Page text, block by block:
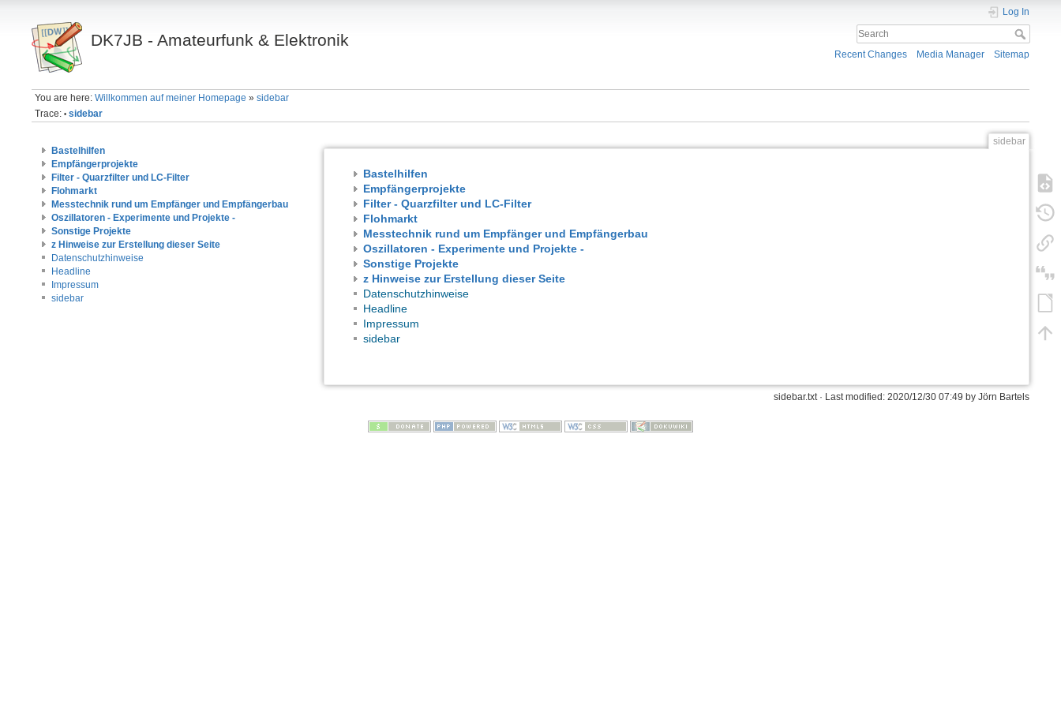
DK7JB - Amateurfunk & Elektronik
Log In
Recent Changes Media Manager Sitemap
You are here:Willkommen auf meiner Homepage »sidebar
Trace: • sidebar
Bastelhilfen
Empfängerprojekte
Filter - Quarzfilter und LC-Filter
Flohmarkt
Messtechnik rund um Empfänger und Empfängerbau
Oszillatoren - Experimente und Projekte -
Sonstige Projekte
z Hinweise zur Erstellung dieser Seite
Datenschutzhinweise
Headline
Impressum
sidebar
sidebar
Bastelhilfen
Empfängerprojekte
Filter - Quarzfilter und LC-Filter
Flohmarkt
Messtechnik rund um Empfänger und Empfängerbau
Oszillatoren - Experimente und Projekte -
Sonstige Projekte
z Hinweise zur Erstellung dieser Seite
Datenschutzhinweise
Headline
Impressum
sidebar
sidebar.txt· Last modified: 2020/12/30 07:49 by Jörn Bartels